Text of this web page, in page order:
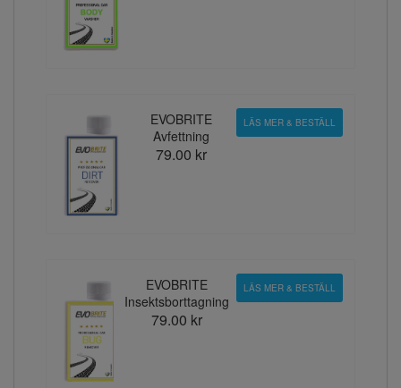
EVOBRITE
Avfettning
79.00 kr
LÄS MER & BESTÄLL
EVOBRITE
Insektsborttagning
79.00 kr
LÄS MER & BESTÄLL